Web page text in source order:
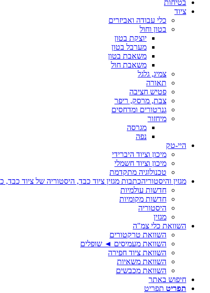
בטיחות
ציוד
כלי עבודה ואביזרים
בטון וחול
יוצקת בטון
מערבל בטון
משאבת בטון
משאבת חול
צמיג, גלגל
תאורה
פטיש חציבה
צבת, מרסק, ריפר
גנרטורים ומדחסים
מיחזור
מגרסה
נפה
היי-טק
מיכון וציוד היברידי
מיכון וציוד חשמלי
טכנולוגיה מתקדמת
מגזין והיסטוריהכתבות מגזין ציוד כבד, היסטוריה של ציוד
חדשות עולמיות
חדשות מקומיות
היסטוריה
מגזין
השוואת כלי צמ"ה
השוואת טרקטורים
השוואת מעמיסים ◄ שופלים
השוואת ציוד חפירה
השוואת משאיות
השוואת מכבשים
חיפוש באתר
תפריט תפריט